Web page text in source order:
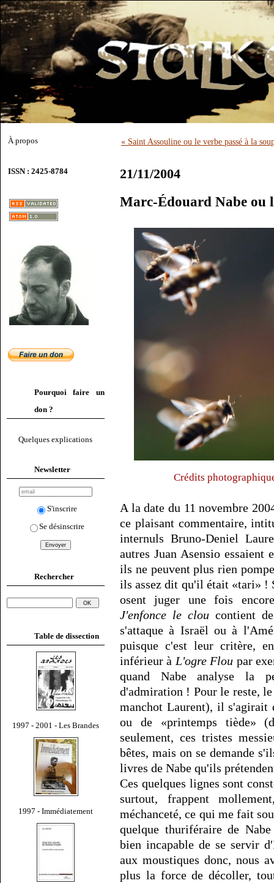
À propos
ISSN : 2425-8784
Pourquoi faire un
don ?
Quelques explications
Newsletter
S'inscrire
Se désinscrire
Rechercher
Table de dissection
1997 - 2001 - Les Brandes
1997 - Immédiatement
« Saint Assouline ou le verbe passé à la
21/11/2004
Marc-Édouard Nabe ou
Crédits
A la date du 11 novembre
ce plaisant commentaire,
internuls Bruno-Deniel
autres Juan Asensio essaient
ils ne peuvent plus rien
ils assez dit qu'il était «tari» !
osent juger une fois
J'enfonce le clou contient
s'attaque à Israël ou à
puisque c'est leur critère,
inférieur à L'ogre Flou par
quand Nabe analyse la
d'admiration ! Pour le reste,
manchot Laurent), il
ou de «printemps tiède»
seulement, ces tristes
bêtes, mais on se demande
livres de Nabe qu'ils
Ces quelques lignes sont
surtout, frappent
méchanceté, ce qui me fait
quelque thuriféraire de
bien incapable de se servir
aux moustiques donc, nous
plus la force de décoller,